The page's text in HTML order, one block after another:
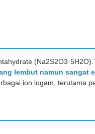
lembut namun sangat
ion logam, terutama